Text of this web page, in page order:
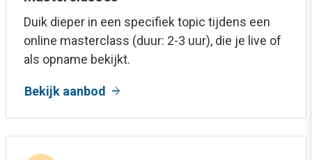
Duik dieper in een specifiek topic tijdens een
online masterclass (duur: 2-3 uur), die je live of
als opname bekijkt.
Bekijk aanbod arrow_forward